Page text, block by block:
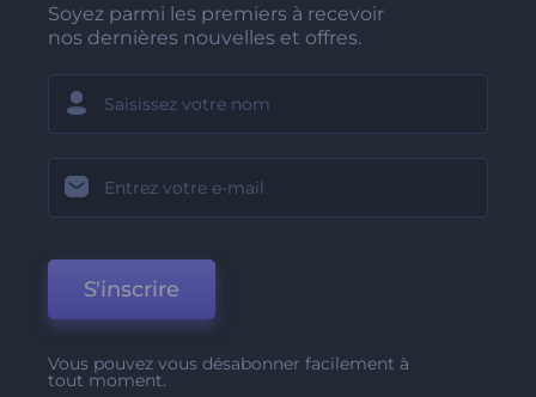
Soyez parmi les premiers à recevoir
nos dernières nouvelles et offres.
S'inscrire
Vous pouvez vous désabonner facilement à
tout moment.